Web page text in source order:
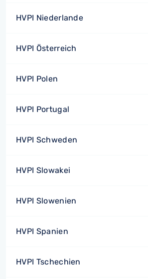
HVPI Niederlande
HVPI Österreich
HVPI Polen
HVPI Portugal
HVPI Schweden
HVPI Slowakei
HVPI Slowenien
HVPI Spanien
HVPI Tschechien